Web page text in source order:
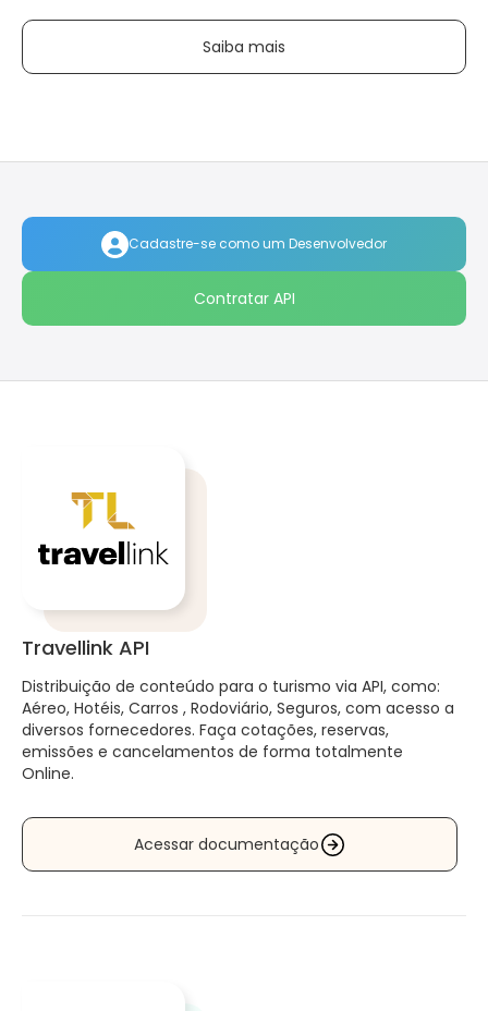
Saiba mais
Cadastre-se como um Desenvolvedor
Contratar API
Travellink API
Distribuição de conteúdo para o turismo via API, como:
Aéreo, Hotéis, Carros , Rodoviário, Seguros, com acesso a
diversos fornecedores. Faça cotações, reservas,
emissões e cancelamentos de forma totalmente
Online.
Acessar documentação